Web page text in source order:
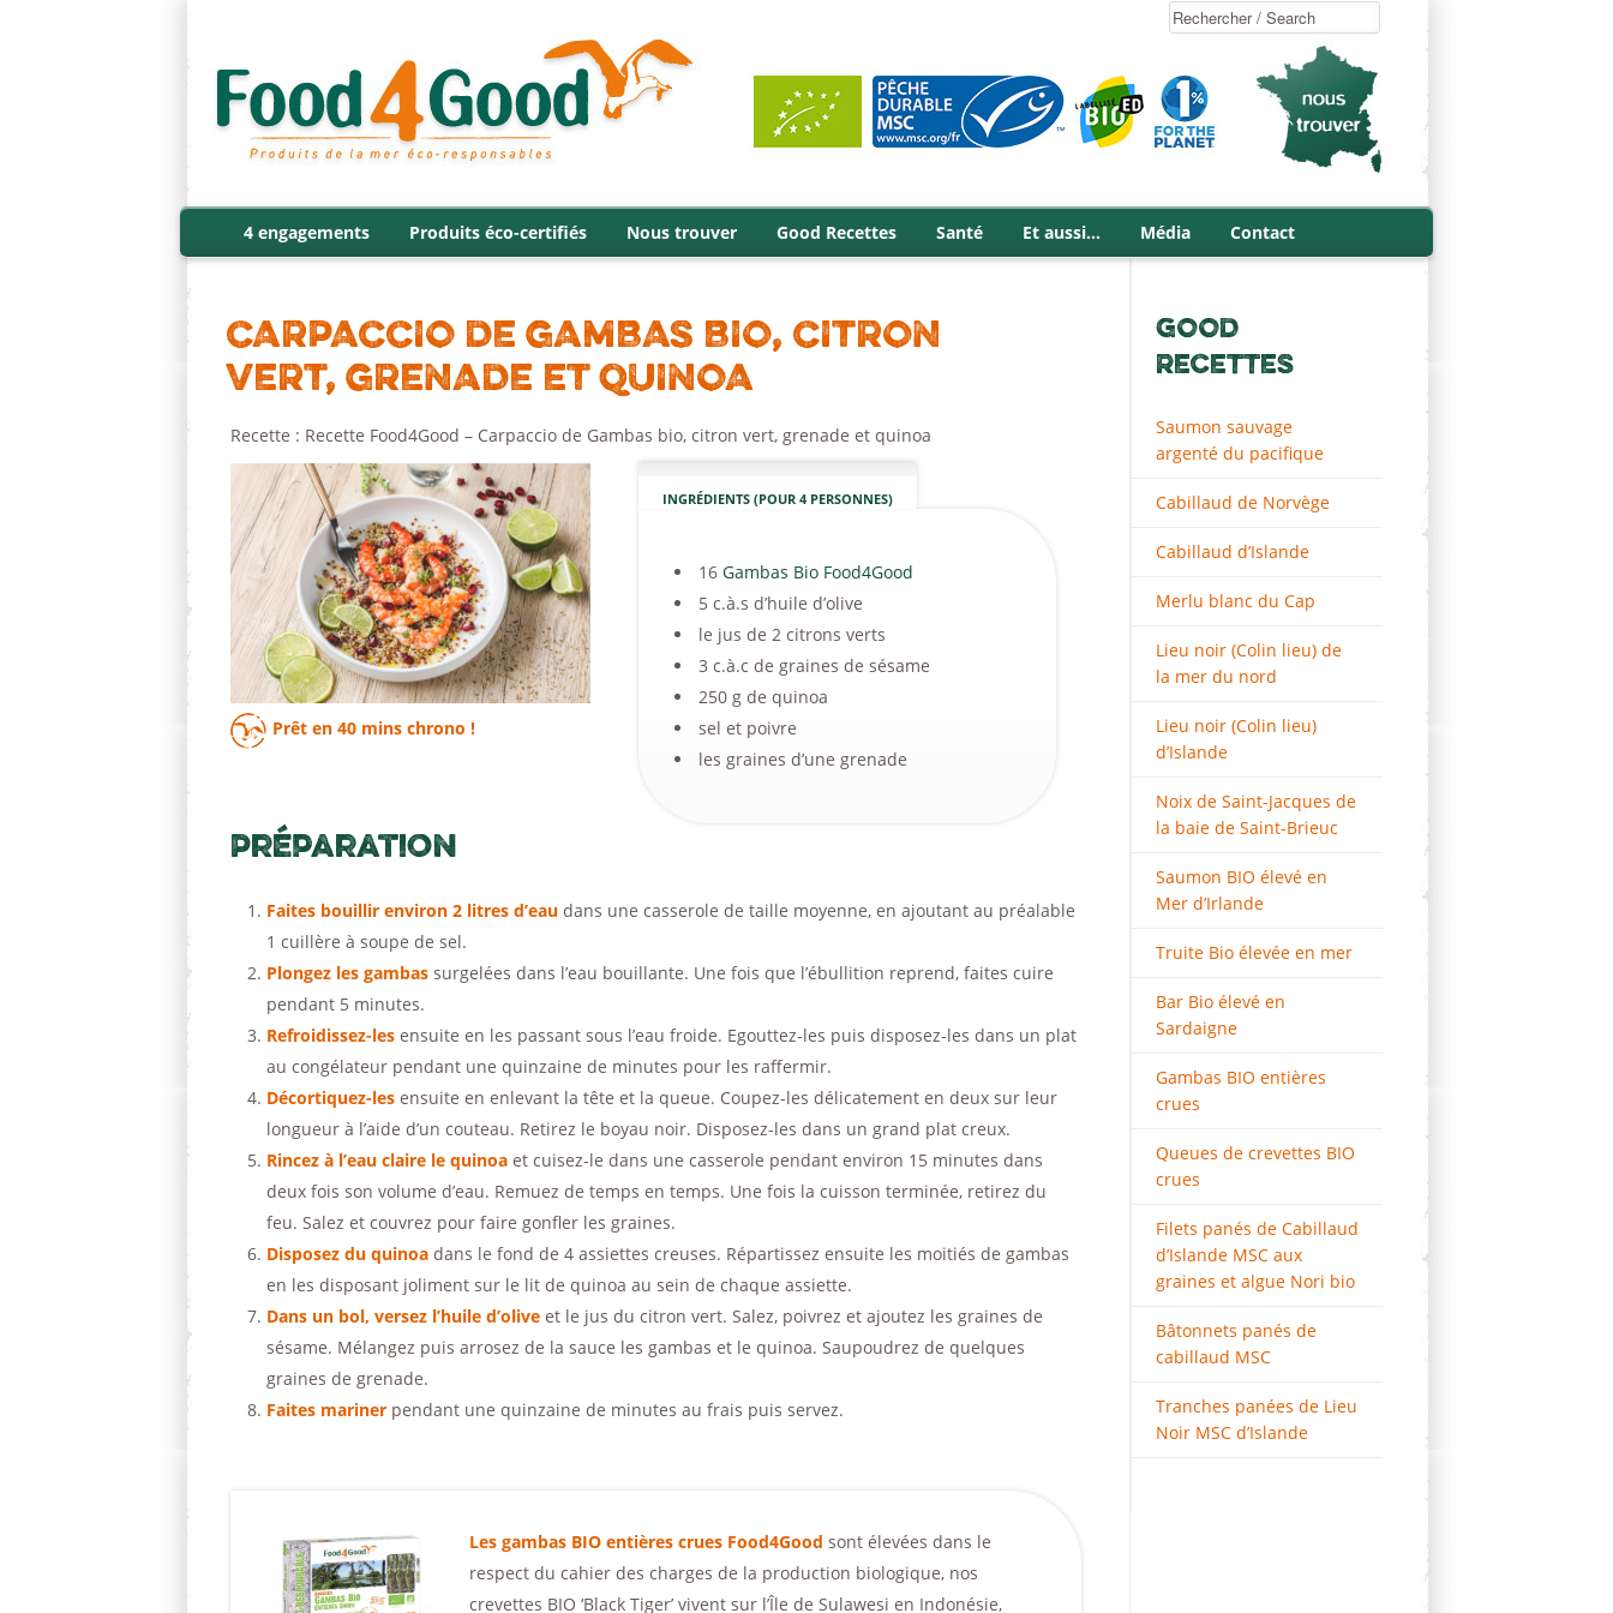
4 engagements Produits éco-certifiés Nous trouver Good Recettes Santé Et aussi… Média Contact
CARPACCIO DE GAMBAS BIO, CITRON
VERT, GRENADE ET QUINOA
Recette : Recette Food4Good – Carpaccio de Gambas bio, citron vert, grenade et quinoa
Prêt en 40 mins chrono !
INGRÉDIENTS (POUR 4 PERSONNES)
16Gambas Bio Food4Good
5 c.à.s d’huile d’olive
le jus de 2 citrons verts
3 c.à.c de graines de sésame
250 g de quinoa
sel et poivre
les graines d’une grenade
Préparation
Faites bouillir environ 2 litres d’eau dans une casserole de taille moyenne, en ajoutant au préalable
1 cuillère à soupe de sel.
Plongez les gambas surgelées dans l’eau bouillante. Une fois que l’ébullition reprend, faites cuire
pendant 5 minutes.
Refroidissez-les ensuite en les passant sous l’eau froide. Egouttez-les puis disposez-les dans un plat
au congélateur pendant une quinzaine de minutes pour les raffermir.
Décortiquez-les ensuite en enlevant la tête et la queue. Coupez-les délicatement en deux sur leur
longueur à l’aide d’un couteau. Retirez le boyau noir. Disposez-les dans un grand plat creux.
Rincez à l’eau claire le quinoa et cuisez-le dans une casserole pendant environ 15 minutes dans
deux fois son volume d’eau. Remuez de temps en temps. Une fois la cuisson terminée, retirez du
feu. Salez et couvrez pour faire gonfler les graines.
Disposez du quinoa dans le fond de 4 assiettes creuses. Répartissez ensuite les moitiés de gambas
en les disposant joliment sur le lit de quinoa au sein de chaque assiette.
Dans un bol, versez l’huile d’olive et le jus du citron vert. Salez, poivrez et ajoutez les graines de
sésame. Mélangez puis arrosez de la sauce les gambas et le quinoa. Saupoudrez de quelques
graines de grenade.
Faites mariner pendant une quinzaine de minutes au frais puis servez.
Les gambas BIO entières crues Food4Good sont élevées dans le
respect du cahier des charges de la production biologique, nos
crevettes BIO ‘Black Tiger’ vivent sur l’Île de Sulawesi en Indonésie,
GOOD
RECETTES
Saumon sauvage
argenté du pacifique
Cabillaud de Norvège
Cabillaud d’Islande
Merlu blanc du Cap
Lieu noir (Colin lieu) de
la mer du nord
Lieu noir (Colin lieu)
d’Islande
Noix de Saint-Jacques de
la baie de Saint-Brieuc
Saumon BIO élevé en
Mer d’Irlande
Truite Bio élevée en mer
Bar Bio élevé en
Sardaigne
Gambas BIO entières
crues
Queues de crevettes BIO
crues
Filets panés de Cabillaud
d’Islande MSC aux
graines et algue Nori bio
Bâtonnets panés de
cabillaud MSC
Tranches panées de Lieu
Noir MSC d’Islande